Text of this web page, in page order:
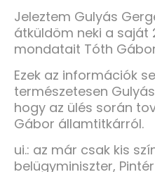
Jeleztem Gulyás
átküldöm neki a saját
mondatait Tóth
Ezek az információk
természetesen
hogy az ülés során
Gábor államtitkárról.
ui.: az már csak kis
belügyminiszter,